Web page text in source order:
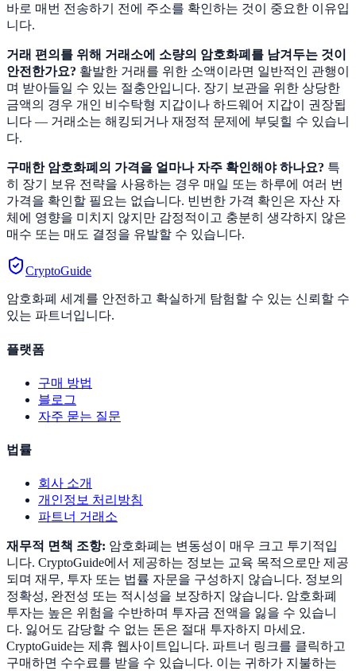
바로 매번 전송하기 전에 주소를 확인하는 것이 중요한 이유입
니다.
거래 편의를 위해 거래소에 소량의 암호화폐를 남겨두는 것이
안전한가요? 활발한 거래를 위한 소액이라면 일반적인 관행이
며 받아들일 수 있는 절충안입니다. 장기 보관을 위한 상당한
금액의 경우 개인 비수탁형 지갑이나 하드웨어 지갑이 권장됩
니다 — 거래소는 해킹되거나 재정적 문제에 부딪힐 수 있습니
다.
구매한 암호화폐의 가격을 얼마나 자주 확인해야 하나요? 특
히 장기 보유 전략을 사용하는 경우 매일 또는 하루에 여러 번
가격을 확인할 필요는 없습니다. 빈번한 가격 확인은 자산 자
체에 영향을 미치지 않지만 감정적이고 충분히 생각하지 않은
매수 또는 매도 결정을 유발할 수 있습니다.
CryptoGuide
암호화폐 세계를 안전하고 확실하게 탐험할 수 있는 신뢰할 수
있는 파트너입니다.
플랫폼
구매 방법
블로그
자주 묻는 질문
법률
회사 소개
개인정보 처리방침
파트너 거래소
재무적 면책 조항: 암호화폐는 변동성이 매우 크고 투기적입
니다. CryptoGuide에서 제공하는 정보는 교육 목적으로만 제공
되며 재무, 투자 또는 법률 자문을 구성하지 않습니다. 정보의
정확성, 완전성 또는 적시성을 보장하지 않습니다. 암호화폐
투자는 높은 위험을 수반하며 투자금 전액을 잃을 수 있습니
다. 잃어도 감당할 수 없는 돈은 절대 투자하지 마세요.
CryptoGuide는 제휴 웹사이트입니다. 파트너 링크를 클릭하고
구매하면 수수료를 받을 수 있습니다. 이는 귀하가 지불하는